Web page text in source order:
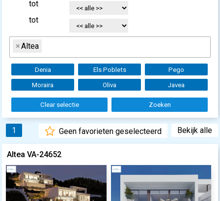
tot
tot
×Altea
Denia Els Poblets Pego
Moraira Oliva Javea
Clear selectie Zoeken
1 Bekijk alle
Geen favorieten geselecteerd
Altea VA-24652